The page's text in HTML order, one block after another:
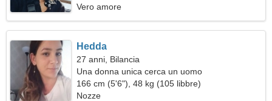
Vero amore
Hedda
27 anni, Bilancia
Una donna unica cerca un uomo
166 cm (5'6"), 48 kg (105 libbre)
Nozze